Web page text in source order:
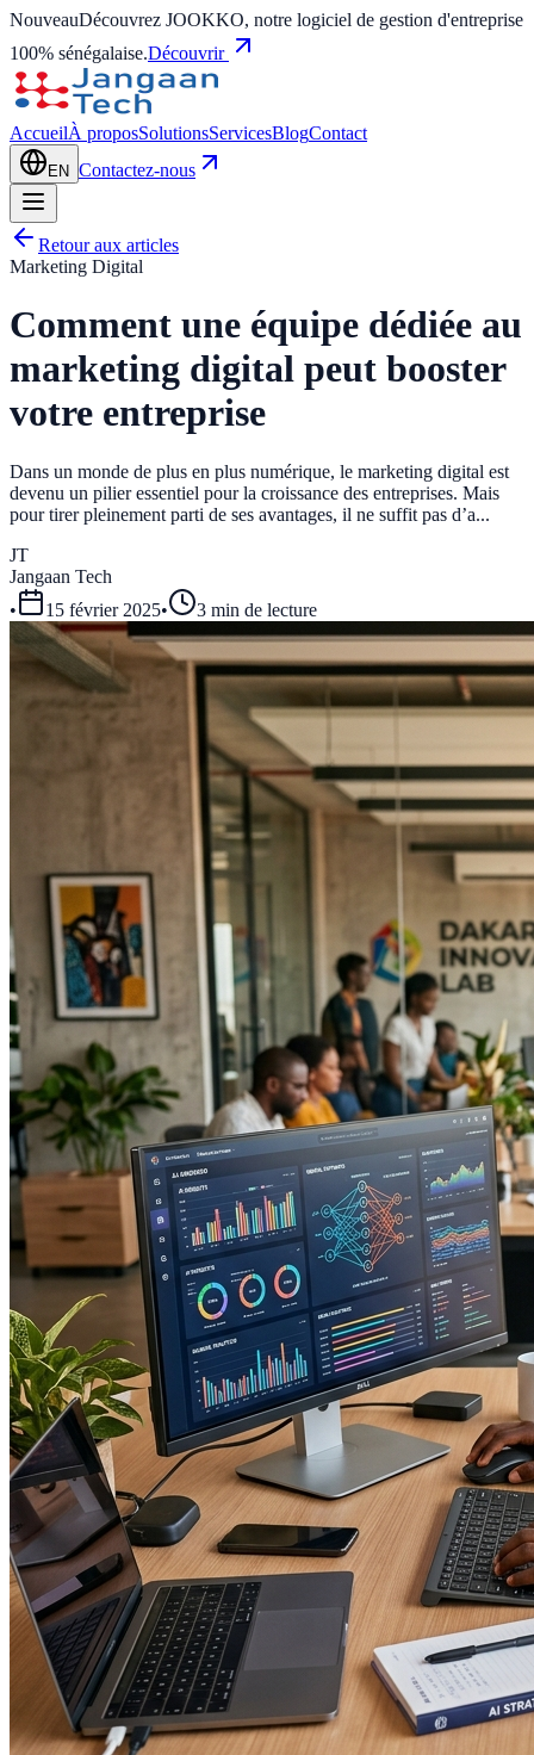
NouveauDécouvrez JOOKKO, notre logiciel de gestion d'entreprise
100% sénégalaise.Découvrir
AccueilÀ proposSolutionsServicesBlogContact
EN Contactez-nous
Retour aux articles
Marketing Digital
Comment une équipe dédiée au
marketing digital peut booster
votre entreprise
Dans un monde de plus en plus numérique, le marketing digital est
devenu un pilier essentiel pour la croissance des entreprises. Mais
pour tirer pleinement parti de ses avantages, il ne suffit pas d’a...
JT
Jangaan Tech
•
15 février 2025• 3 min de lecture